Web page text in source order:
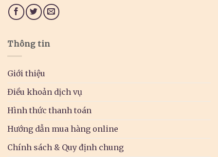
Thông tin
Giới thiệu
Điều khoản dịch vụ
Hình thức thanh toán
Hướng dẫn mua hàng online
Chính sách & Quy định chung